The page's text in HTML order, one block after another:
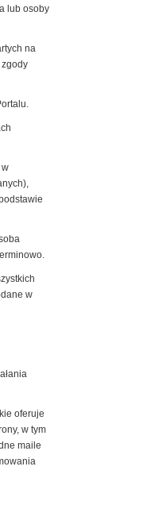
lub osoby
na
w
oferuje
w tym
maile